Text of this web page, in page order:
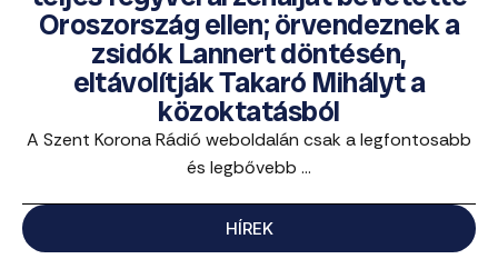
Oroszország ellen; örvendeznek a
zsidók Lannert döntésén,
eltávolítják Takaró Mihályt a
közoktatásból
A Szent Korona Rádió weboldalán csak a legfontosabb
és legbővebb ...
HÍREK